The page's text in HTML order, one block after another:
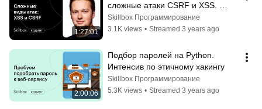
1:27:01
сложные атаки CSRF и XSS.
Интенсив по этичному хакингу
Skillbox Программирование
3.1K views • Streamed 3 years ago
2:00:06
Подбор паролей на Python.
Интенсив по этичному хакингу
Skillbox Программирование
5.3K views • Streamed 3 years ago